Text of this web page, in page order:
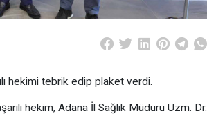
hekimi tebrik edip plaket verdi.
hekim, Adana İl Sağlık Müdürü Uzm. Dr.